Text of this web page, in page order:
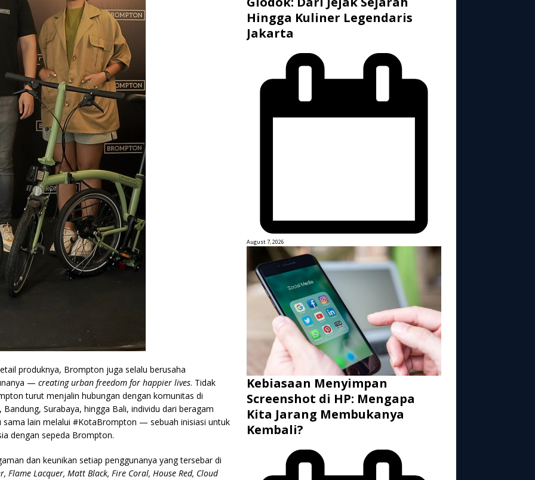
produknya, Brompton juga selalu berusaha
— creating urban freedom for happier lives. Tidak
turut menjalin hubungan dengan komunitas di
Surabaya, hingga Bali, individu dari beragam
sama lain melalui #KotaBrompton — sebuah inisiasi untuk
dengan sepeda Brompton.
dan keunikan setiap penggunanya yang tersebar di
Flame Lacquer, Matt Black, Fire Coral, House Red, Cloud
Hingga Kuliner Legendaris
Jakarta
August 7, 2026
Kebiasaan Menyimpan
Screenshot di HP: Mengapa
Kita Jarang Membukanya
Kembali?